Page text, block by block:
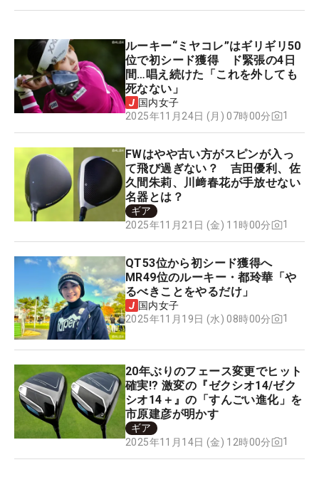
ルーキー“ミヤコレ”はギリギリ50
位で初シード獲得 ド緊張の4日
間…唱え続けた「これを外しても
死なない」
国内女子
2025年11月24日 (月) 07時00分
1
FWはやや古い方がスピンが入っ
て飛び過ぎない？ 吉田優利、佐
久間朱莉、川﨑春花が手放せない
名器とは？
ギア
2025年11月21日 (金) 11時00分
1
QT53位から初シード獲得へ
MR49位のルーキー・都玲華「や
るべきことをやるだけ」
国内女子
2025年11月19日 (水) 08時00分
1
20年ぶりのフェース変更でヒット
確実!? 激変の『ゼクシオ14/ゼク
シオ14＋』の「すんごい進化」を
市原建彦が明かす
ギア
2025年11月14日 (金) 12時00分
1